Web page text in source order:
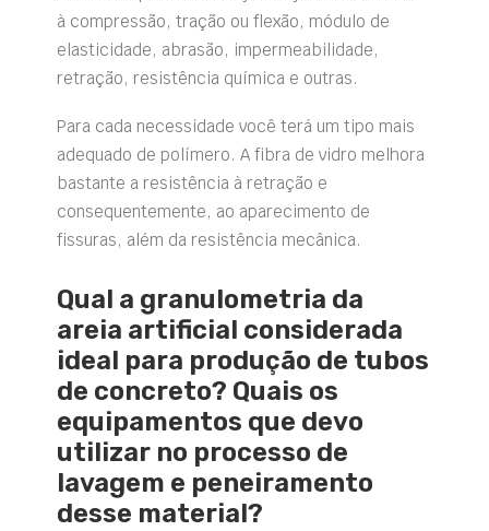
à compressão, tração ou flexão, módulo de
elasticidade, abrasão, impermeabilidade,
retração, resistência química e outras.
Para cada necessidade você terá um tipo mais
adequado de polímero. A fibra de vidro melhora
bastante a resistência à retração e
consequentemente, ao aparecimento de
fissuras, além da resistência mecânica.
Qual a granulometria da
areia artificial considerada
ideal para produção de tubos
de concreto? Quais os
equipamentos que devo
utilizar no processo de
lavagem e peneiramento
desse material?